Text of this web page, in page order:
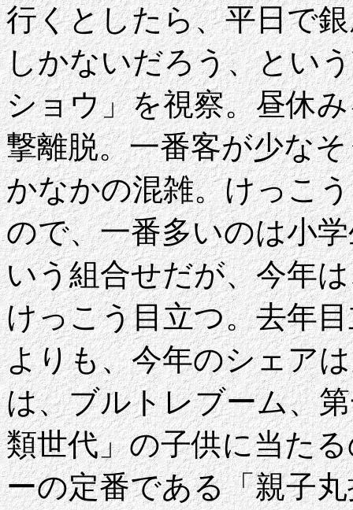
行くとしたら、平日で
しかないだろう、とい
ショウ」を視察。昼休
撃離脱。一番客が少な
かなかの混雑。けっこ
ので、一番多いのは小
いう組合せだが、今年
けっこう目立つ。去年
よりも、今年のシェア
は、ブルトレブーム、
類世代」の子供に当た
ーの定番である「親子